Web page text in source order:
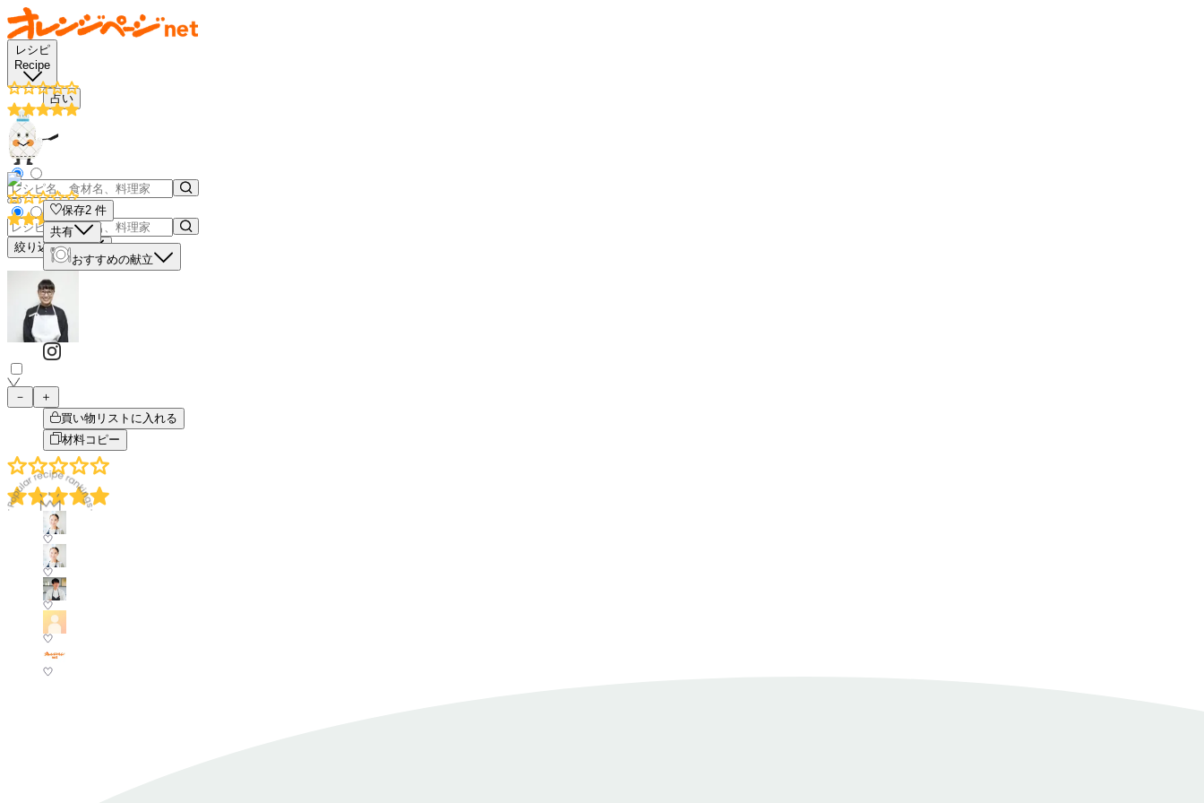
レシピ
Recipe
占い
絞り込み検索
保存2 件
共有
おすすめの献立
－
＋
買い物リストに入れる
材料コピー